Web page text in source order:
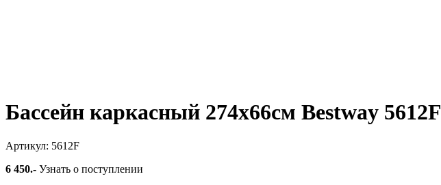
Бассейн каркасный 274х66см Bestway 5612F
Артикул: 5612F
6 450.- Узнать о поступлении